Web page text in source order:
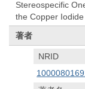
Stereospecific
the Copper
著者
NRID